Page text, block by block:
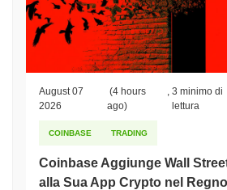
August 07
2026
(4 hours
ago)
,3 minimo di
lettura
COINBASE TRADING
Coinbase Aggiunge Wall
alla Sua App Crypto nel Regno